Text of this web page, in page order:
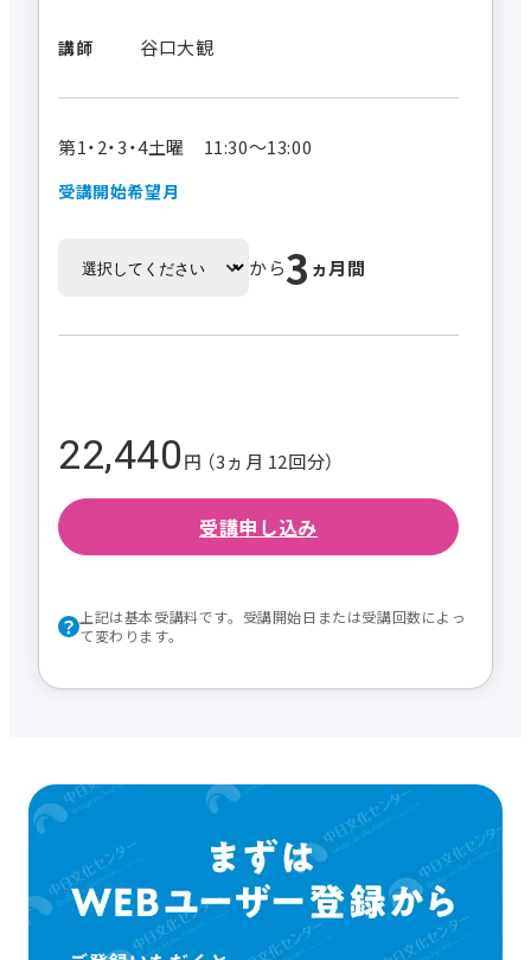
講師 谷口大観
第1・2・3・4土曜 11:30～13:00
受講開始希望月
から3 ヵ月間
22,440円 （3ヵ月 12回分）
受講申し込み
上記は基本受講料です。受講開始日または受講回数によっ
て変わります。